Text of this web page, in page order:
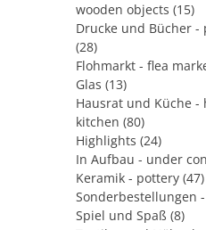
wooden objects (15)
Drucke und Bücher -
(28)
Flohmarkt - flea
Glas (13)
Hausrat und Küche -
kitchen (80)
Highlights (24)
In Aufbau - under
Keramik - pottery (47)
Sonderbestellungen
Spiel und Spaß (8)